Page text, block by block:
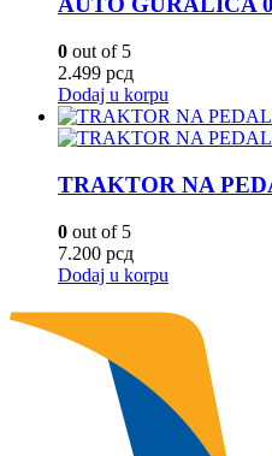
0 out of 5
2.499 рсд
Dodaj u korpu
TRAKTOR NA
0 out of 5
7.200 рсд
Dodaj u korpu